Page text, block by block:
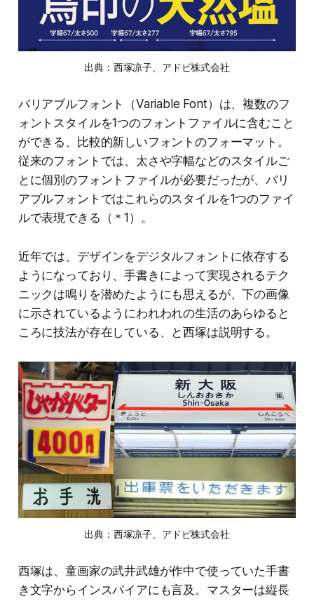
出典：西塚凉子、アドビ株式会社
バリアブルフォント（Variable Font）は、複数のフ
ォントスタイルを1つのフォントファイルに含むこと
ができる、比較的新しいフォントのフォーマット。
従来のフォントでは、太さや字幅などのスタイルご
とに個別のフォントファイルが必要だったが、バリ
アブルフォントではこれらのスタイルを1つのファイ
ルで表現できる（＊1）。
近年では、デザインをデジタルフォントに依存する
ようになっており、手書きによって実現されるテク
ニックは鳴りを潜めたようにも思えるが、下の画像
に示されているようにわれわれの生活のあらゆると
ころに技法が存在している、と西塚は説明する。
出典：西塚凉子、アドビ株式会社
西塚は、童画家の武井武雄が作中で使っていた手書
き文字からインスパイアにも言及。マスターは縦長